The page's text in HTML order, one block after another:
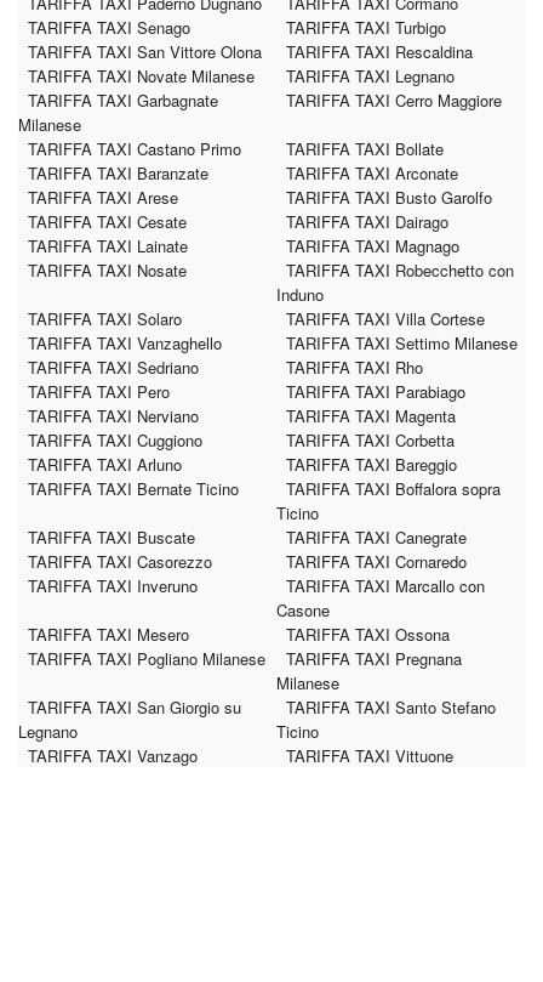
TARIFFA TAXI Senago
TARIFFA TAXI Turbigo
TARIFFA TAXI San Vittore Olona
TARIFFA TAXI Rescaldina
TARIFFA TAXI Novate Milanese
TARIFFA TAXI Legnano
TARIFFA TAXI Garbagnate
Milanese
TARIFFA TAXI Cerro Maggiore
TARIFFA TAXI Castano Primo
TARIFFA TAXI Bollate
TARIFFA TAXI Baranzate
TARIFFA TAXI Arconate
TARIFFA TAXI Arese
TARIFFA TAXI Busto Garolfo
TARIFFA TAXI Cesate
TARIFFA TAXI Dairago
TARIFFA TAXI Lainate
TARIFFA TAXI Magnago
TARIFFA TAXI Nosate
TARIFFA TAXI Robecchetto con
Induno
TARIFFA TAXI Solaro
TARIFFA TAXI Villa Cortese
TARIFFA TAXI Vanzaghello
TARIFFA TAXI Settimo Milanese
TARIFFA TAXI Sedriano
TARIFFA TAXI Rho
TARIFFA TAXI Pero
TARIFFA TAXI Parabiago
TARIFFA TAXI Nerviano
TARIFFA TAXI Magenta
TARIFFA TAXI Cuggiono
TARIFFA TAXI Corbetta
TARIFFA TAXI Arluno
TARIFFA TAXI Bareggio
TARIFFA TAXI Bernate Ticino
TARIFFA TAXI Boffalora sopra
Ticino
TARIFFA TAXI Buscate
TARIFFA TAXI Canegrate
TARIFFA TAXI Casorezzo
TARIFFA TAXI Cornaredo
TARIFFA TAXI Inveruno
TARIFFA TAXI Marcallo con
Casone
TARIFFA TAXI Mesero
TARIFFA TAXI Ossona
TARIFFA TAXI Pogliano Milanese
TARIFFA TAXI Pregnana
Milanese
TARIFFA TAXI San Giorgio su
Legnano
TARIFFA TAXI Santo Stefano
Ticino
TARIFFA TAXI Vanzago
TARIFFA TAXI Vittuone